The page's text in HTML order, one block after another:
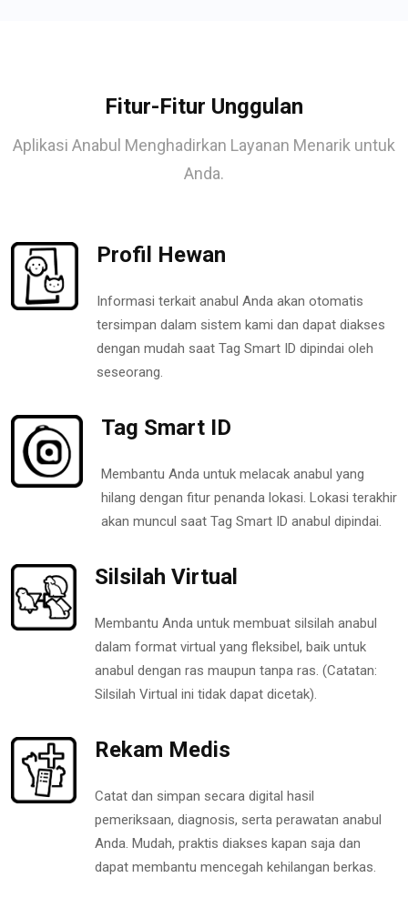
Fitur-Fitur Unggulan
Aplikasi Anabul Menghadirkan Layanan Menarik untuk
Anda.
Profil Hewan
Informasi terkait anabul Anda akan otomatis
tersimpan dalam sistem kami dan dapat diakses
dengan mudah saat Tag Smart ID dipindai oleh
seseorang.
Tag Smart ID
Membantu Anda untuk melacak anabul yang
hilang dengan fitur penanda lokasi. Lokasi terakhir
akan muncul saat Tag Smart ID anabul dipindai.
Silsilah Virtual
Membantu Anda untuk membuat silsilah anabul
dalam format virtual yang fleksibel, baik untuk
anabul dengan ras maupun tanpa ras. (Catatan:
Silsilah Virtual ini tidak dapat dicetak).
Rekam Medis
Catat dan simpan secara digital hasil
pemeriksaan, diagnosis, serta perawatan anabul
Anda. Mudah, praktis diakses kapan saja dan
dapat membantu mencegah kehilangan berkas.